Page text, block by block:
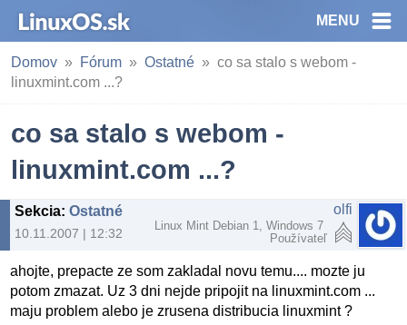
MENU
Domov Fórum Ostatné
co sa stalo s webom -
linuxmint.com ...?
co sa stalo s webom -
linuxmint.com ...?
Sekcia: Ostatné
10.11.2007 | 12:32
olfi
Linux Mint Debian 1, Windows 7
Používateľ
ahojte, prepacte ze som zakladal novu temu.... mozte ju
potom zmazat. Uz 3 dni nejde pripojit na linuxmint.com ...
maju problem alebo je zrusena distribucia linuxmint ?